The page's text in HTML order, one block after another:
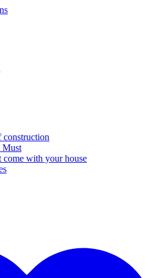
construction
Must
come with your house